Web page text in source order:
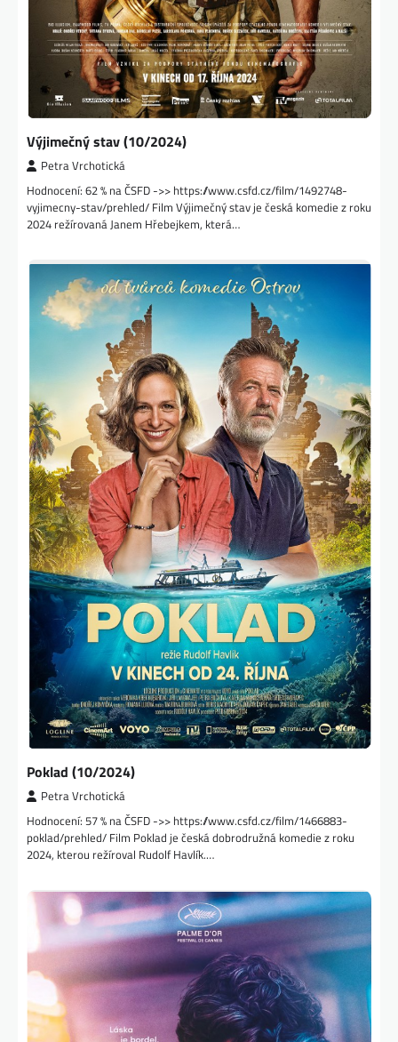
Výjimečný stav (10/2024)
Petra Vrchotická
Hodnocení: 62 % na ČSFD ->> https://www.csfd.cz/film/1492748-
vyjimecny-stav/prehled/ Film Výjimečný stav je česká komedie z roku
2024 režírovaná Janem Hřebejkem, která…
Poklad (10/2024)
Petra Vrchotická
Hodnocení: 57 % na ČSFD ->> https://www.csfd.cz/film/1466883-
poklad/prehled/ Film Poklad je česká dobrodružná komedie z roku
2024, kterou režíroval Rudolf Havlík.…